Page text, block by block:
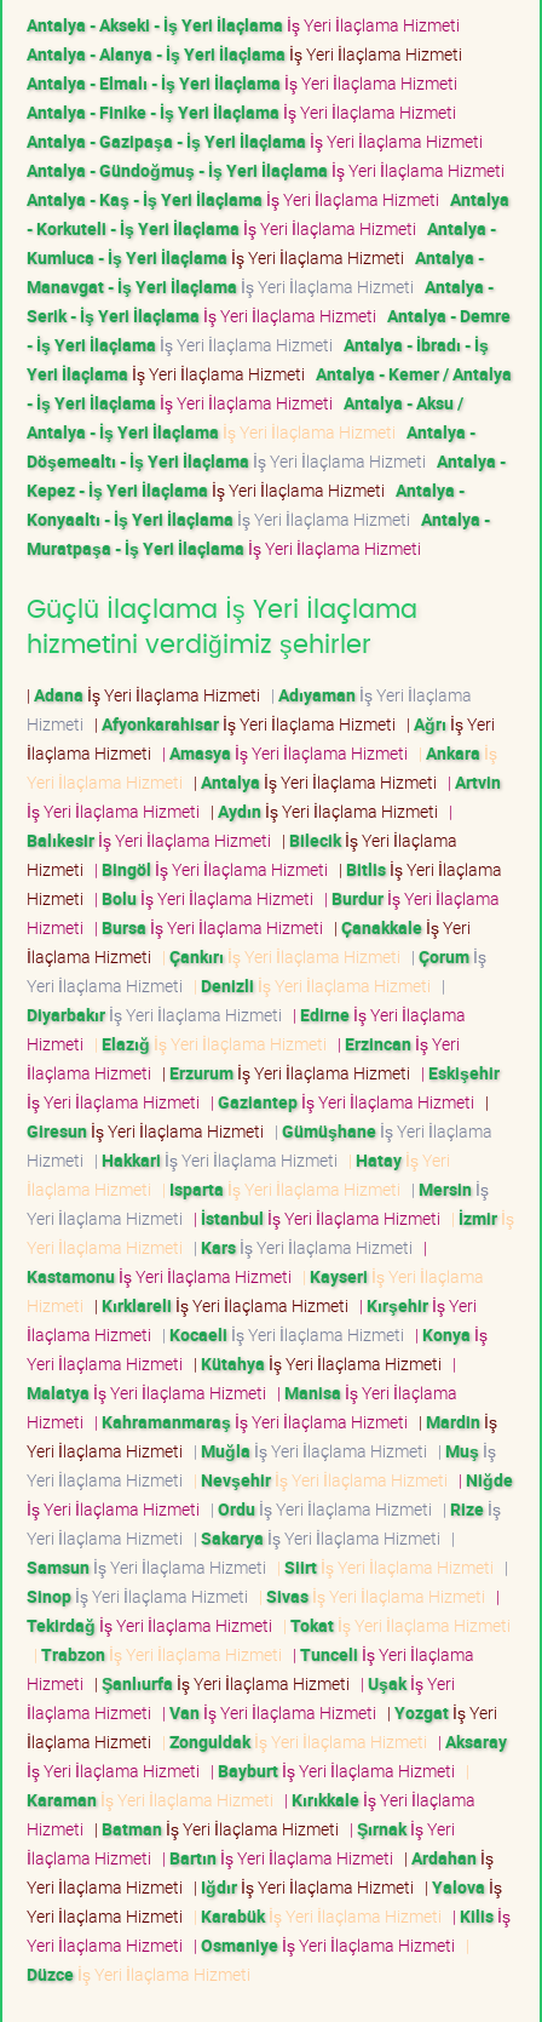
Antalya - Akseki - İş Yeri İlaçlama İş Yeri İlaçlama Hizmeti
Antalya - Alanya - İş Yeri İlaçlama İş Yeri İlaçlama Hizmeti
Antalya - Elmalı - İş Yeri İlaçlama İş Yeri İlaçlama Hizmeti
Antalya - Finike - İş Yeri İlaçlama İş Yeri İlaçlama Hizmeti
Antalya - Gazipaşa - İş Yeri İlaçlama İş Yeri İlaçlama Hizmeti
Antalya - Gündoğmuş - İş Yeri İlaçlama İş Yeri İlaçlama Hizmeti
Antalya - Kaş - İş Yeri İlaçlama İş Yeri İlaçlama Hizmeti Antalya
- Korkuteli - İş Yeri İlaçlama İş Yeri İlaçlama Hizmeti Antalya -
Kumluca - İş Yeri İlaçlama İş Yeri İlaçlama Hizmeti Antalya -
Manavgat - İş Yeri İlaçlama İş Yeri İlaçlama Hizmeti Antalya -
Serik - İş Yeri İlaçlama İş Yeri İlaçlama Hizmeti Antalya - Demre
- İş Yeri İlaçlama İş Yeri İlaçlama Hizmeti Antalya - İbradı - İş
Yeri İlaçlama İş Yeri İlaçlama Hizmeti Antalya - Kemer / Antalya
- İş Yeri İlaçlama İş Yeri İlaçlama Hizmeti Antalya - Aksu /
Antalya - İş Yeri İlaçlama İş Yeri İlaçlama Hizmeti Antalya -
Döşemealtı - İş Yeri İlaçlama İş Yeri İlaçlama Hizmeti Antalya -
Kepez - İş Yeri İlaçlama İş Yeri İlaçlama Hizmeti Antalya -
Konyaaltı - İş Yeri İlaçlama İş Yeri İlaçlama Hizmeti Antalya -
Muratpaşa - İş Yeri İlaçlama İş Yeri İlaçlama Hizmeti
Güçlü İlaçlama İş Yeri İlaçlama
hizmetini verdiğimiz şehirler
| Adana İş Yeri İlaçlama Hizmeti | Adıyamanİş Yeri İlaçlama
Hizmeti | Afyonkarahisarİş Yeri İlaçlama Hizmeti | Ağrı İş Yeri
İlaçlama Hizmeti | Amasya İş Yeri İlaçlama Hizmeti | Ankara İş
Yeri İlaçlama Hizmeti | Antalya İş Yeri İlaçlama Hizmeti | Artvin
İş Yeri İlaçlama Hizmeti | Aydınİş Yeri İlaçlama Hizmeti |
Balıkesirİş Yeri İlaçlama Hizmeti | Bilecikİş Yeri İlaçlama
Hizmeti | Bingöl İş Yeri İlaçlama Hizmeti | Bitlisİş Yeri İlaçlama
Hizmeti | Boluİş Yeri İlaçlama Hizmeti | Burdurİş Yeri İlaçlama
Hizmeti | Bursa İş Yeri İlaçlama Hizmeti | Çanakkaleİş Yeri
İlaçlama Hizmeti | Çankırı İş Yeri İlaçlama Hizmeti | Çorumİş
Yeri İlaçlama Hizmeti | Denizli İş Yeri İlaçlama Hizmeti |
Diyarbakırİş Yeri İlaçlama Hizmeti | Edirneİş Yeri İlaçlama
Hizmeti | Elazığ İş Yeri İlaçlama Hizmeti | Erzincanİş Yeri
İlaçlama Hizmeti | Erzurumİş Yeri İlaçlama Hizmeti | Eskişehir
İş Yeri İlaçlama Hizmeti | Gaziantepİş Yeri İlaçlama Hizmeti |
Giresunİş Yeri İlaçlama Hizmeti | Gümüşhaneİş Yeri İlaçlama
Hizmeti | Hakkari İş Yeri İlaçlama Hizmeti | Hatayİş Yeri
İlaçlama Hizmeti | Isparta İş Yeri İlaçlama Hizmeti | Mersinİş
Yeri İlaçlama Hizmeti | İstanbul İş Yeri İlaçlama Hizmeti | İzmirİş
Yeri İlaçlama Hizmeti | Karsİş Yeri İlaçlama Hizmeti |
Kastamonuİş Yeri İlaçlama Hizmeti | Kayseri İş Yeri İlaçlama
Hizmeti | Kırklareli İş Yeri İlaçlama Hizmeti | Kırşehirİş Yeri
İlaçlama Hizmeti | Kocaeli İş Yeri İlaçlama Hizmeti | Konya İş
Yeri İlaçlama Hizmeti | Kütahya İş Yeri İlaçlama Hizmeti |
Malatya İş Yeri İlaçlama Hizmeti | Manisa İş Yeri İlaçlama
Hizmeti | Kahramanmaraş İş Yeri İlaçlama Hizmeti | Mardinİş
Yeri İlaçlama Hizmeti | Muğla İş Yeri İlaçlama Hizmeti | Muş İş
Yeri İlaçlama Hizmeti | Nevşehirİş Yeri İlaçlama Hizmeti | Niğde
İş Yeri İlaçlama Hizmeti | Orduİş Yeri İlaçlama Hizmeti | Rizeİş
Yeri İlaçlama Hizmeti | Sakarya İş Yeri İlaçlama Hizmeti |
Samsunİş Yeri İlaçlama Hizmeti | Siirtİş Yeri İlaçlama Hizmeti |
Sinopİş Yeri İlaçlama Hizmeti | Sivasİş Yeri İlaçlama Hizmeti |
Tekirdağ İş Yeri İlaçlama Hizmeti | Tokatİş Yeri İlaçlama Hizmeti
| Trabzonİş Yeri İlaçlama Hizmeti | Tunceli İş Yeri İlaçlama
Hizmeti | Şanlıurfa İş Yeri İlaçlama Hizmeti | Uşakİş Yeri
İlaçlama Hizmeti | Vanİş Yeri İlaçlama Hizmeti | Yozgatİş Yeri
İlaçlama Hizmeti | Zonguldakİş Yeri İlaçlama Hizmeti | Aksaray
İş Yeri İlaçlama Hizmeti | Bayburtİş Yeri İlaçlama Hizmeti |
Karamanİş Yeri İlaçlama Hizmeti | Kırıkkaleİş Yeri İlaçlama
Hizmeti | Batmanİş Yeri İlaçlama Hizmeti | Şırnakİş Yeri
İlaçlama Hizmeti | Bartınİş Yeri İlaçlama Hizmeti | Ardahanİş
Yeri İlaçlama Hizmeti | Iğdırİş Yeri İlaçlama Hizmeti | Yalova İş
Yeri İlaçlama Hizmeti | Karabükİş Yeri İlaçlama Hizmeti | Kilisİş
Yeri İlaçlama Hizmeti | Osmaniyeİş Yeri İlaçlama Hizmeti |
Düzceİş Yeri İlaçlama Hizmeti